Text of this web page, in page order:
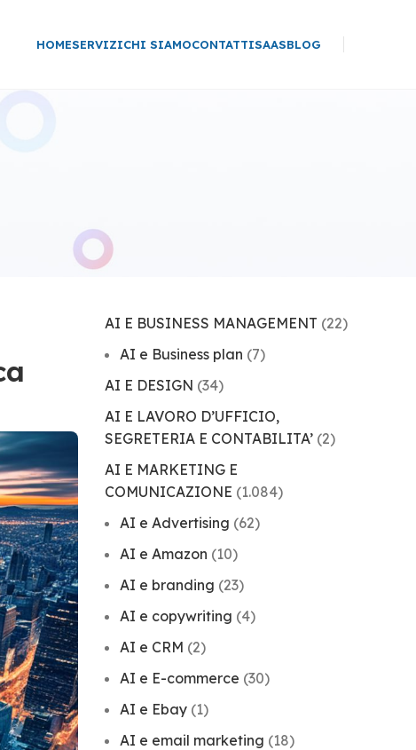
HOMESERVIZICHI SIAMOCONTATTISAASBLOG
AI E BUSINESS MANAGEMENT (22)
AI e Business plan (7)
AI E DESIGN (34)
AI E LAVORO D’UFFICIO,
SEGRETERIA E CONTABILITA’(2)
AI E MARKETING E
COMUNICAZIONE (1.084)
AI e Advertising (62)
AI e Amazon (10)
AI e branding (23)
AI e copywriting (4)
AI e CRM (2)
AI e E-commerce (30)
AI e Ebay(1)
AI e email marketing (18)